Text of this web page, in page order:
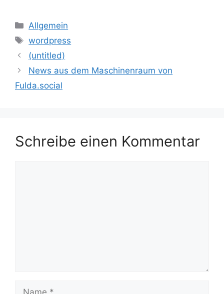
Kategorien
Allgemein
Schlagwörter
wordpress
(untitled)
News aus dem Maschinenraum von
Fulda.social
Schreibe einen Kommentar
Name